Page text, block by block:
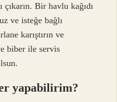
Bir havlu kağıdı
ve isteğe bağlı
karıştırın ve
biber ile servis
yapabilirim?